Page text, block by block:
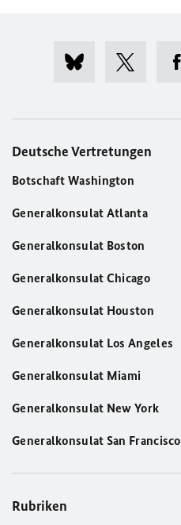
Deutsche Vertretungen
Botschaft Washington
Generalkonsulat Atlanta
Generalkonsulat Boston
Generalkonsulat Chicago
Generalkonsulat Houston
Generalkonsulat Los Angeles
Generalkonsulat Miami
Generalkonsulat New York
Generalkonsulat San Francisco
Rubriken